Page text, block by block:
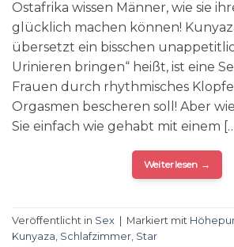
Ostafrika wissen Männer, wie sie
glücklich machen können!
übersetzt ein bisschen
Urinieren bringen“ heißt, ist eine
Frauen durch rhythmisches
Orgasmen bescheren soll! Aber
Sie einfach wie gehabt mit einem
Weiterlesen →
Veröffentlicht in Sex Markiert mit
Kunyaza Schlafzimmer Star